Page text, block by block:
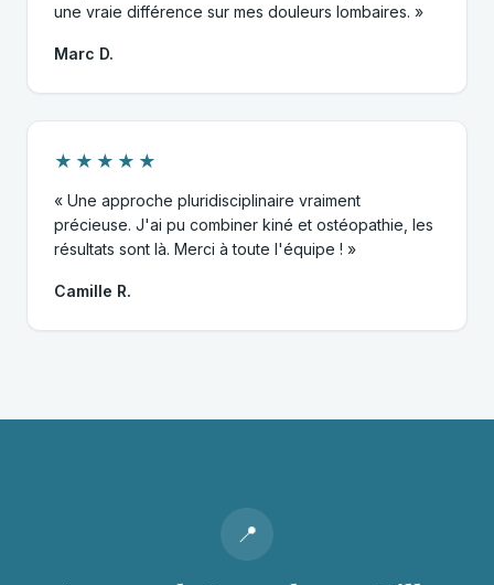
une vraie différence sur mes douleurs lombaires. »
Marc D.
★★★★★
« Une approche pluridisciplinaire vraiment
précieuse. J'ai pu combiner kiné et ostéopathie, les
résultats sont là. Merci à toute l'équipe ! »
Camille R.
📍